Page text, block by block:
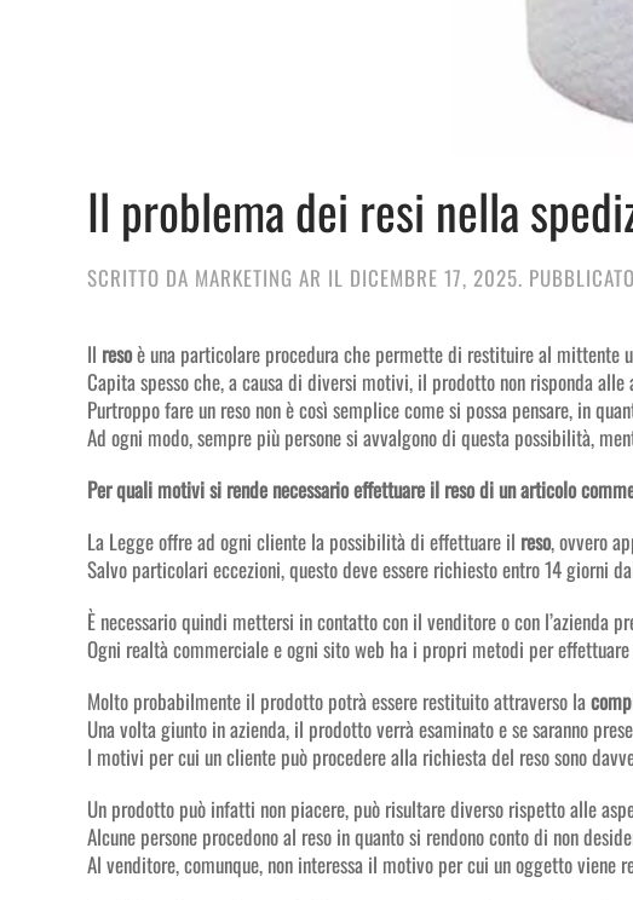
Il problema dei resi nella
SCRITTO DA MARKETING AR IL DICEMBRE 17, 2025.
Il resoè una particolare procedura che permette di restituire al mittente
Capita spesso che, a causa di diversi motivi, il prodotto non risponda
Purtroppo fare un reso non è così semplice come si possa pensare, in
Ad ogni modo, sempre più persone si avvalgono di questa possibilità,
Per quali motivi si rende necessario effettuare il reso di un articolo
La Legge offre ad ogni cliente la possibilità di effettuare il reso, ovvero
Salvo particolari eccezioni, questo deve essere richiesto entro 14 giorni
È necessario quindi mettersi in contatto con il venditore o con l’azienda
Ogni realtà commerciale e ogni sito web ha i propri metodi per
Molto probabilmente il prodotto potrà essere restituito attraverso la
Una volta giunto in azienda, il prodotto verrà esaminato e se saranno
I motivi per cui un cliente può procedere alla richiesta del reso sono
Un prodotto può infatti non piacere, può risultare diverso rispetto alle
Alcune persone procedono al reso in quanto si rendono conto di non
Al venditore, comunque, non interessa il motivo per cui un oggetto